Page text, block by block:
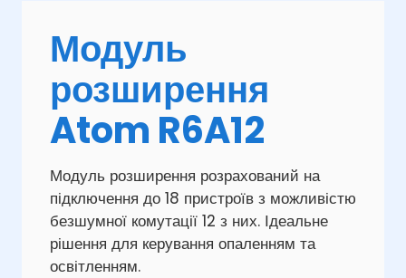
Модуль
розширення
Atom R6A12
Модуль розширення розрахований на
підключення до 18 пристроїв з можливістю
безшумної комутації 12 з них. Ідеальне
рішення для керування опаленням та
освітленням.